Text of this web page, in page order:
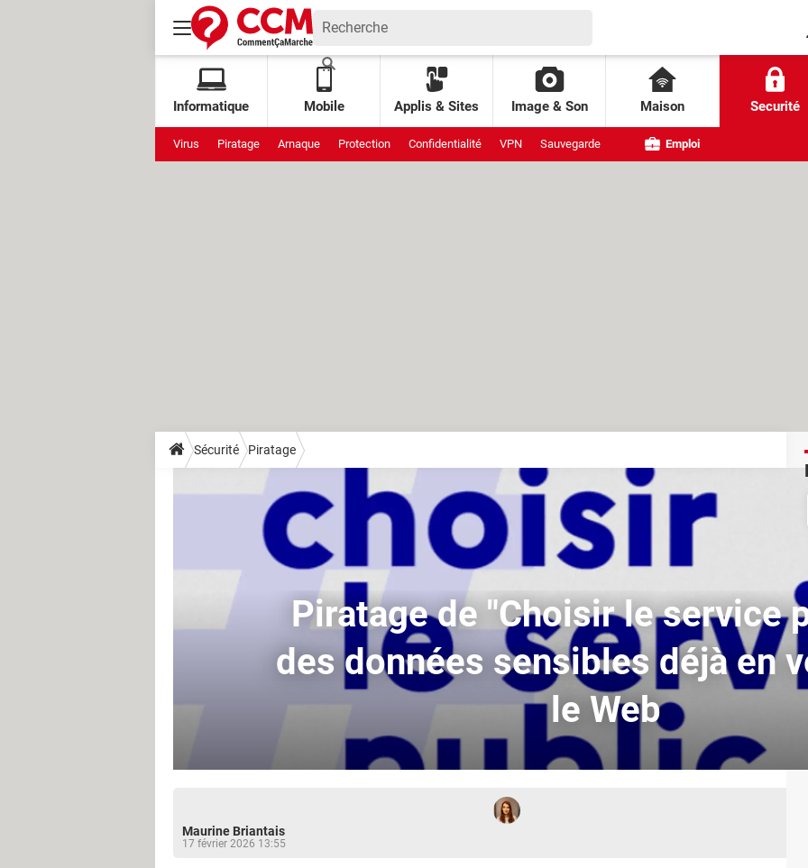
Informatique Mobile Applis & Sites Image & Son Maison Securité
Virus Piratage Arnaque Protection Confidentialité VPN Sauvegarde Emploi
Sécurité Piratage
Piratage de "Choisir le service
des données sensibles déjà en
le Web
Maurine Briantais
17 février 2026 13:55